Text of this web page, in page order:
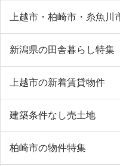
上越市・柏崎市・糸魚
新潟県の田舎暮らし特集
上越市の新着賃貸物件
建築条件なし売土地
柏崎市の物件特集